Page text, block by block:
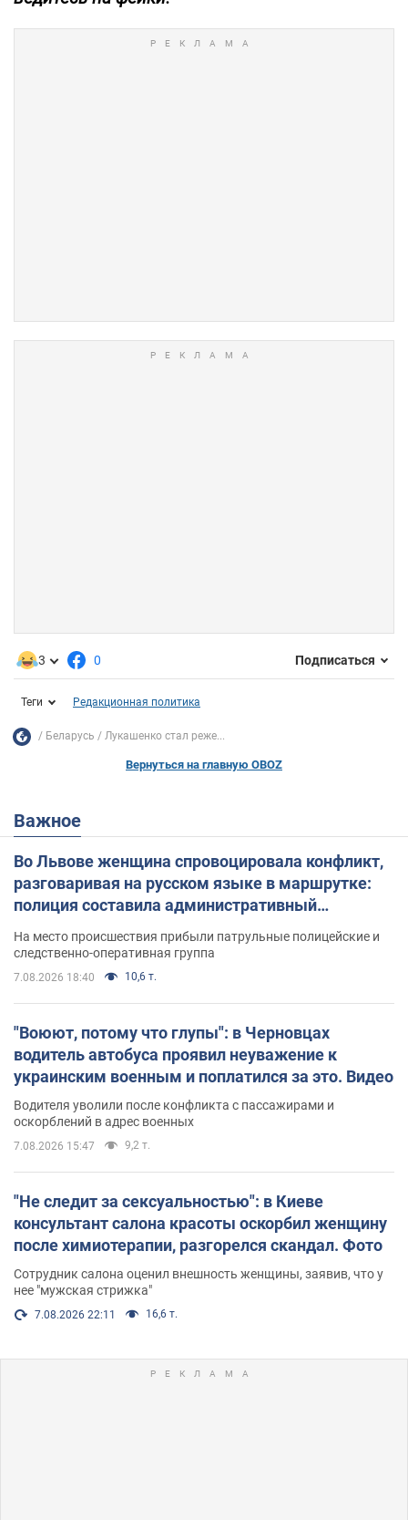
3 0 Подписаться
Теги Редакционная политика
Беларусь Лукашенко стал реже...
Вернуться на главную OBOZ
Важное
Во Львове женщина спровоцировала конфликт,
разговаривая на русском языке в маршрутке:
полиция составила административный
На место происшествия прибыли патрульные полицейские и
следственно-оперативная группа
7.08.2026 18:40 10,6 т.
"Воюют, потому что глупы": в Черновцах
водитель автобуса проявил неуважение к
украинским военным и поплатился за это. Видео
Водителя уволили после конфликта с пассажирами и
оскорблений в адрес военных
7.08.2026 15:47 9,2 т.
"Не следит за сексуальностью": в Киеве
консультант салона красоты оскорбил женщину
после химиотерапии, разгорелся скандал. Фото
Сотрудник салона оценил внешность женщины, заявив, что у
нее "мужская стрижка"
7.08.2026 22:11 16,6 т.